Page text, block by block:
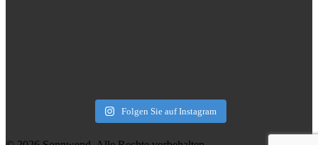
Folgen Sie auf Instagram